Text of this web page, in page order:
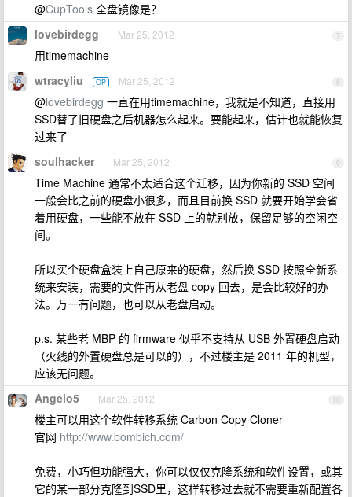
@CupTools 全盘镜像是？
7
lovebirdegg Mar 25, 2012
用timemachine
8
wtracyliu OP Mar 25, 2012
@lovebirdegg 一直在用timemachine，我就是不知道，直接用
SSD替了旧硬盘之后机器怎么起来。要能起来，估计也就能恢复
过来了
9
soulhacker Mar 25, 2012
Time Machine 通常不太适合这个迁移，因为你新的 SSD 空间
一般会比之前的硬盘小很多，而且目前换 SSD 就要开始学会省
着用硬盘，一些能不放在 SSD 上的就别放，保留足够的空闲空
间。
所以买个硬盘盒装上自己原来的硬盘，然后换 SSD 按照全新系
统来安装，需要的文件再从老盘 copy 回去，是会比较好的办
法。万一有问题，也可以从老盘启动。
p.s. 某些老 MBP 的 firmware 似乎不支持从 USB 外置硬盘启动
（火线的外置硬盘总是可以的），不过楼主是 2011 年的机型，
应该无问题。
10
Angelo5 Mar 25, 2012
楼主可以用这个软件转移系统 Carbon Copy Cloner
官网 http://www.bombich.com/
免费，小巧但功能强大，你可以仅仅克隆系统和软件设置，或其
它的某一部分克隆到SSD里，这样转移过去就不需要重新配置各